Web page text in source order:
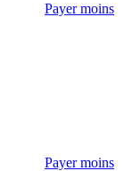
Payer moins
Payer moins